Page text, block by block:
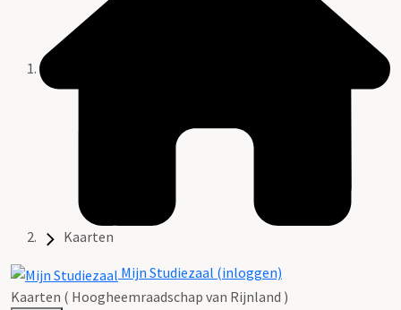
Kaarten
Mijn Studiezaal (inloggen)
Kaarten ( Hoogheemraadschap van Rijnland )